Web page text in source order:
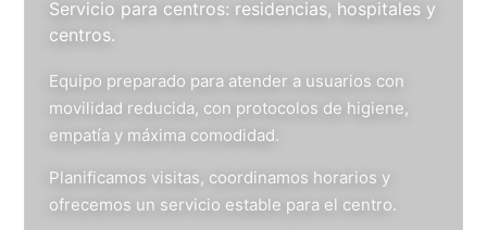
Servicio para centros: residencias, hospitales y
centros.
Equipo preparado para atender a usuarios con
movilidad reducida, con protocolos de higiene,
empatía y máxima comodidad.
Planificamos visitas, coordinamos horarios y
ofrecemos un servicio estable para el centro.